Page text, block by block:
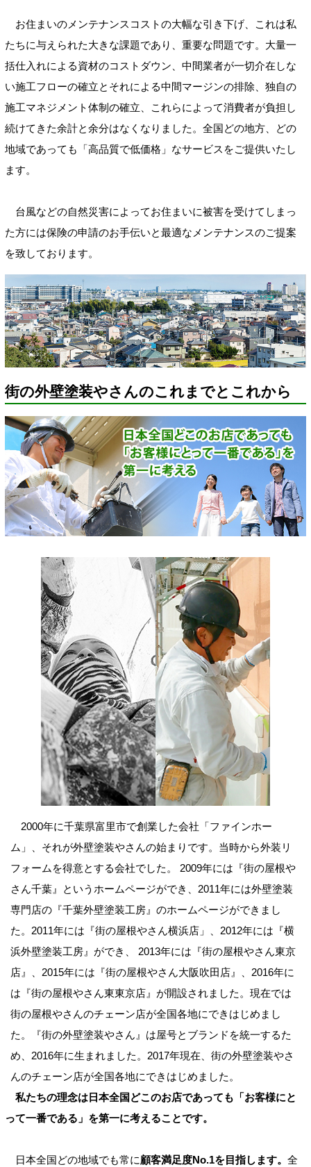
お住まいのメンテナンスコストの大幅な引き下げ、これは私
たちに与えられた大きな課題であり、重要な問題です。大量一
括仕入れによる資材のコストダウン、中間業者が一切介在しな
い施工フローの確立とそれによる中間マージンの排除、独自の
施工マネジメント体制の確立、これらによって消費者が負担し
続けてきた余計と余分はなくなりました。全国どの地方、どの
地域であっても「高品質で低価格」なサービスをご提供いたし
ます。
台風などの自然災害によってお住まいに被害を受けてしまっ
た方には保険の申請のお手伝いと最適なメンテナンスのご提案
を致しております。
街の外壁塗装やさんのこれまでとこれから
2000年に千葉県富里市で創業した会社「ファインホー
ム」、それが外壁塗装やさんの始まりです。当時から外装リ
フォームを得意とする会社でした。 2009年には『街の屋根や
さん千葉』というホームページができ、2011年には外壁塗装
専門店の『千葉外壁塗装工房』のホームページができまし
た。2011年には『街の屋根やさん横浜店」、2012年には『横
浜外壁塗装工房』ができ、 2013年には『街の屋根やさん東京
店』、2015年には『街の屋根やさん大阪吹田店』、2016年に
は『街の屋根やさん東東京店』が開設されました。現在では
街の屋根やさんのチェーン店が全国各地にできはじめまし
た。『街の外壁塗装やさん』は屋号とブランドを統一するた
め、2016年に生まれました。2017年現在、街の外壁塗装やさ
んのチェーン店が全国各地にできはじめました。
私たちの理念は日本全国どこのお店であっても「お客様にと
って一番である」を第一に考えることです。
日本全国どの地域でも常に顧客満足度No.1を目指します。 全